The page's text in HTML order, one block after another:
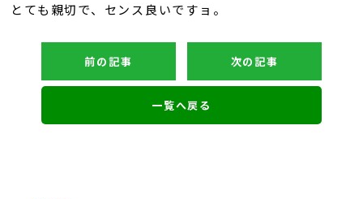
とても親切で、センス良いですョ。
前の記事 次の記事
一覧へ戻る